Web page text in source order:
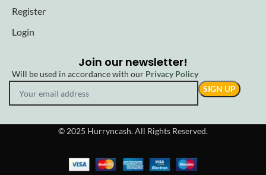
Register
Login
Join our newsletter!
Will be used in accordance with our Privacy Policy
© 2025 Hurryncash. All Rights Reserved.